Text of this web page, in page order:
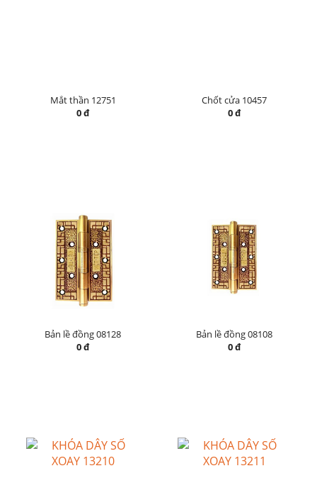
Mắt thần 12751
0 đ
Chốt cửa 10457
0 đ
Bản lề đồng 08128
0 đ
Bản lề đồng 08108
0 đ